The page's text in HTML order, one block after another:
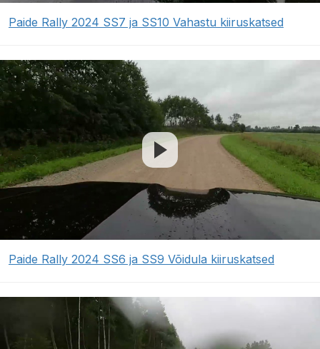
Paide Rally 2024 SS7 ja SS10 Vahastu kiiruskatsed
Paide Rally 2024 SS6 ja SS9 Võidula kiiruskatsed